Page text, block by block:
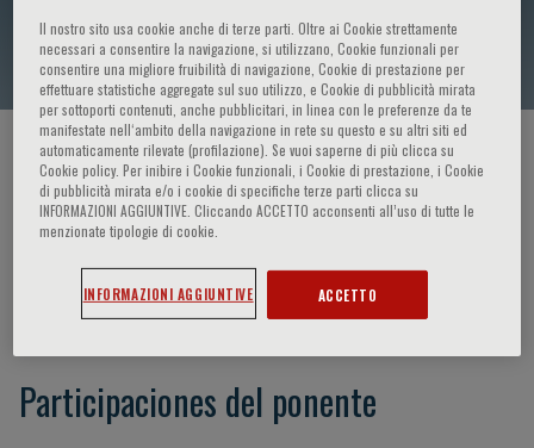
Mauro Gori
HOME PAGE / CURSOS Y EVENTOS / ORADOR
Mauro Gori
Participaciones del ponente
Il nostro sito usa cookie anche di terze parti. Oltre ai Cookie strettamente
necessari a consentire la navigazione, si utilizzano, Cookie funzionali per
consentire una migliore fruibilità di navigazione, Cookie di prestazione per
effettuare statistiche aggregate sul suo utilizzo, e Cookie di pubblicità mirata
per sottoporti contenuti, anche pubblicitari, in linea con le preferenze da te
manifestate nell‘ambito della navigazione in rete su questo e su altri siti ed
automaticamente rilevate (profilazione). Se vuoi saperne di più clicca su
Cookie policy. Per inibire i Cookie funzionali, i Cookie di prestazione, i Cookie
di pubblicità mirata e/o i cookie di specifiche terze parti clicca su
INFORMAZIONI AGGIUNTIVE. Cliccando ACCETTO acconsenti all’uso di tutte le
menzionate tipologie di cookie.
INFORMAZIONI AGGIUNTIVE ACCETTO